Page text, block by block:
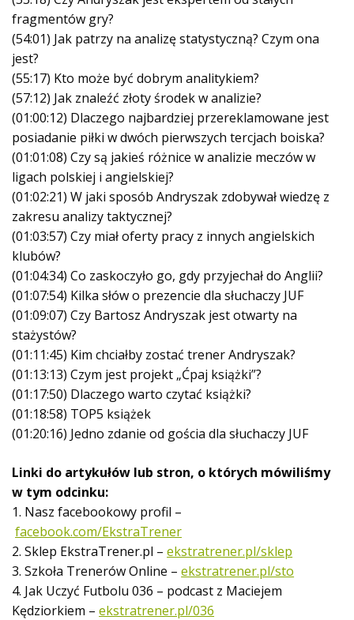
fragmentów gry?
(54:01) Jak patrzy na analizę statystyczną? Czym ona
jest?
(55:17) Kto może być dobrym analitykiem?
(57:12) Jak znaleźć złoty środek w analizie?
(01:00:12) Dlaczego najbardziej przereklamowane jest
posiadanie piłki w dwóch pierwszych tercjach boiska?
(01:01:08) Czy są jakieś różnice w analizie meczów w
ligach polskiej i angielskiej?
(01:02:21) W jaki sposób Andryszak zdobywał wiedzę z
zakresu analizy taktycznej?
(01:03:57) Czy miał oferty pracy z innych angielskich
klubów?
(01:04:34) Co zaskoczyło go, gdy przyjechał do Anglii?
(01:07:54) Kilka słów o prezencie dla słuchaczy JUF
(01:09:07) Czy Bartosz Andryszak jest otwarty na
stażystów?
(01:11:45) Kim chciałby zostać trener Andryszak?
(01:13:13) Czym jest projekt „Ćpaj książki”?
(01:17:50) Dlaczego warto czytać książki?
(01:18:58) TOP5 książek
(01:20:16) Jedno zdanie od gościa dla słuchaczy JUF
Linki do artykułów lub stron, o których mówiliśmy
w tym odcinku:
1. Nasz facebookowy profil –
facebook.com/EkstraTrener
2. Sklep EkstraTrener.pl –ekstratrener.pl/sklep
3. Szkoła Trenerów Online –ekstratrener.pl/sto
4. Jak Uczyć Futbolu 036 – podcast z Maciejem
Kędziorkiem –ekstratrener.pl/036